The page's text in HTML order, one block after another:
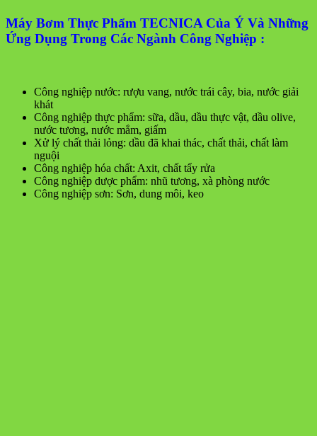
Máy Bơm Thực Phẩm TECNICA Của Ý Và Những
Ứng Dụng Trong Các Ngành Công Nghiệp :
Công nghiệp nước: rượu vang, nước trái cây, bia, nước giải
khát
Công nghiệp thực phẩm: sữa, dầu, dầu thực vật, dầu olive,
nước tương, nước mắm, giấm
Xử lý chất thải lỏng: dầu đã khai thác, chất thải, chất làm
nguội
Công nghiệp hóa chất: Axit, chất tẩy rửa
Công nghiệp dược phẩm: nhũ tương, xà phòng nước
Công nghiệp sơn: Sơn, dung môi, keo